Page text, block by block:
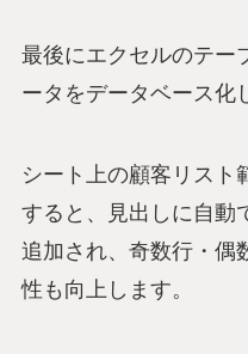
最後にエクセルのテー
ータをデータベース化
シート上の顧客リスト
すると、見出しに自動
追加され、奇数行・偶
性も向上します。